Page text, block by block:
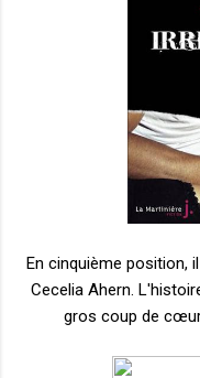
En cinquième position,
Cecelia Ahern.
gros coup de